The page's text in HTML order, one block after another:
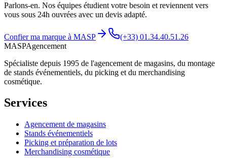
Parlons-en. Nos équipes étudient votre besoin et reviennent vers
vous sous 24h ouvrées avec un devis adapté.
Confier ma marque à MASP
(+33) 01.34.40.51.26
MASPAgencement
Spécialiste depuis 1995 de l'agencement de magasins, du montage
de stands événementiels, du picking et du merchandising
cosmétique.
Services
Agencement de magasins
Stands événementiels
Picking et préparation de lots
Merchandising cosmétique